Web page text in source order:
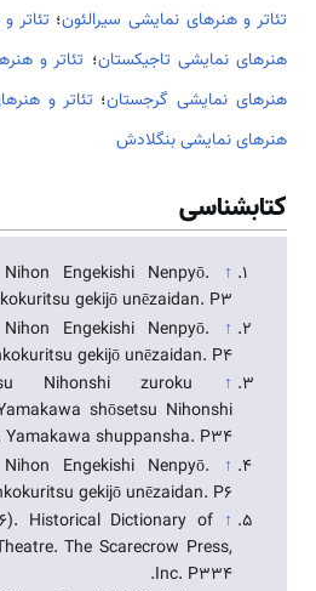
تئاتر و هنرهای نمایشی سیرالئون؛ تئاتر
هنرهای نمایشی تاجیکستان؛ تئاتر و
هنرهای نمایشی گرجستان؛ تئاتر و
هنرهای نمایشی بنگلادش
کتابشناسی
↑
Engekishi Nenpyō.
gekijō unēzaidan. P3.
↑
Engekishi Nenpyō.
gekijō unēzaidan. P4.
↑
Nihonshi zuroku
shōsetsu Nihonshi
shuppansha. P34.
↑
Engekishi Nenpyō.
gekijō unēzaidan. P6.
↑
Historical Dictionary of
The Scarecrow Press,
Inc. P334.